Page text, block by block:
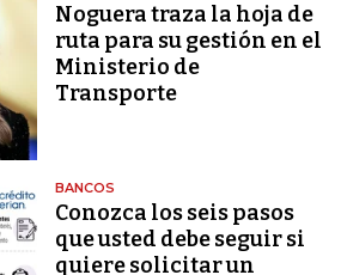
Noguera traza la hoja de
ruta para su gestión en el
Ministerio de
Transporte
BANCOS
Conozca los seis pasos
que usted debe seguir si
quiere solicitar un